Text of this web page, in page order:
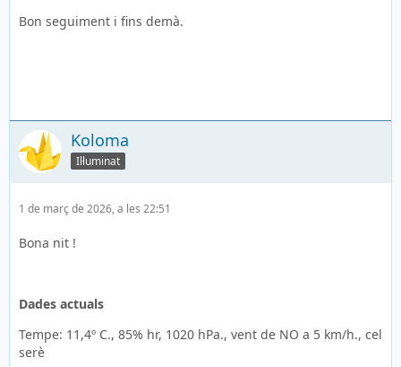
Bon seguiment i fins demà.
Koloma
Il·luminat
1 de març de 2026, a les 22:51
Bona nit !
Dades actuals
Tempe: 11,4º C., 85% hr, 1020 hPa., vent de NO a 5 km/h., cel
serè